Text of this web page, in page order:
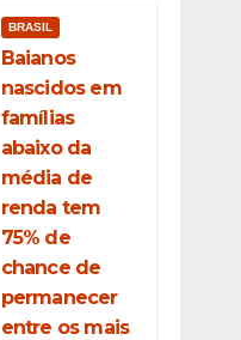
BRASIL
Baianos
nascidos em
famílias
abaixo da
média de
renda tem
75% de
chance de
permanecer
entre os mais